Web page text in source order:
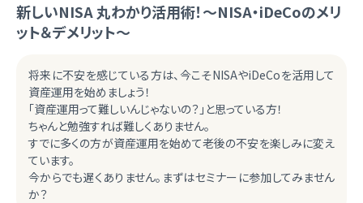
新しいNISA 丸わかり活用術！～NISA・iDeCoのメリ
ット＆デメリット～
将来に不安を感じている方は、今こそNISAやiDeCoを活用して
資産運用を始めましょう！
「資産運用って難しいんじゃないの？」と思っている方！
ちゃんと勉強すれば難しくありません。
すでに多くの方が資産運用を始めて老後の不安を楽しみに変え
ています。
今からでも遅くありません。まずはセミナーに参加してみません
か？